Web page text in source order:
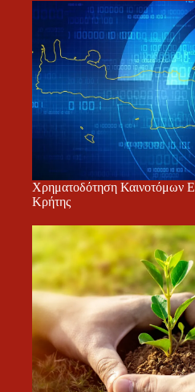
Χρηματοδότηση Καινοτόμων
Κρήτης